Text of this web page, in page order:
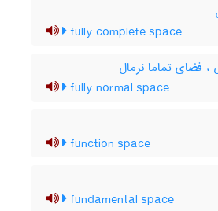
fully complete space
، فضای تماما نرمال
fully normal space
function space
fundamental space